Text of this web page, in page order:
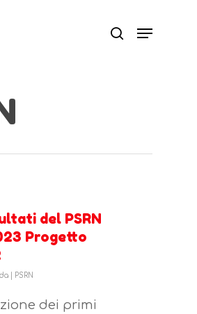
per cercare ed Esc per
del PSRN
Progetto
PSRN
dei primi